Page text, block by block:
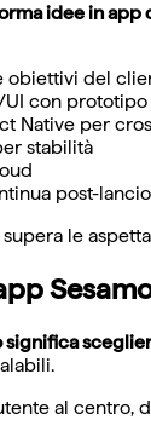
idee in
obiettivi del
UI con
Native per
stabilità
post-lancio
le
significa
al centro,